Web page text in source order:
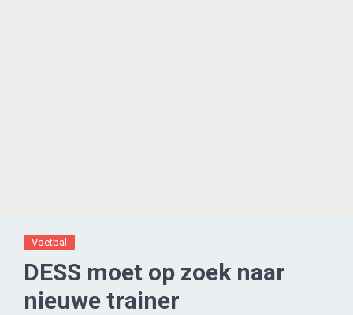
Voetbal
DESS moet op zoek naar
nieuwe trainer